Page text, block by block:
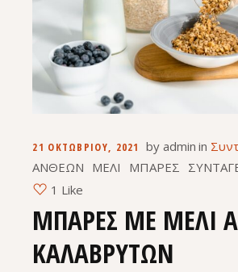
21 ΟΚΤΩΒΡΊΟΥ, 2021 by admin in
ΑΝΘΕΩΝ ΜΕΛΙ ΜΠΑΡΕΣ
1 Like
ΜΠΑΡΕΣ ΜΕ ΜΕΛΙ
ΚΑΛΑΒΡΥΤΩΝ